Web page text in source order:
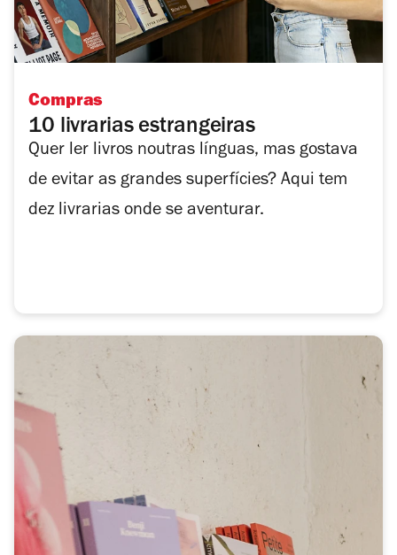
Compras
10 livrarias estrangeiras
Quer ler livros noutras línguas, mas gostava
de evitar as grandes superfícies? Aqui tem
dez livrarias onde se aventurar.